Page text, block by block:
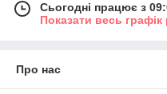
Сьогодні працює з
Показати весь графік
Про нас